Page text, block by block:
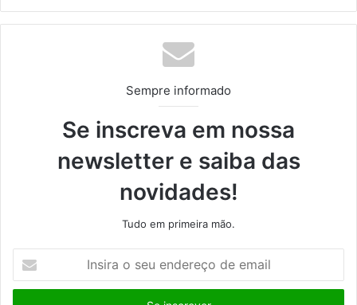
te
Sempre informado
Se inscreva em nossa
newsletter e saiba das
novidades!
Tudo em primeira mão.
s